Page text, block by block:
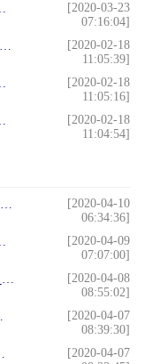
[2020-03-23
07:16:04]
[2020-02-18
11:05:39]
[2020-02-18
11:05:16]
[2020-02-18
11:04:54]
[2020-04-10
06:34:36]
[2020-04-09
07:07:00]
[2020-04-08
08:55:02]
[2020-04-07
08:39:30]
[2020-04-07